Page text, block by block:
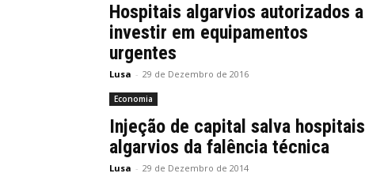
Hospitais algarvios autorizados a
investir em equipamentos
urgentes
Lusa - 29 de Dezembro de 2016
Economia
Injeção de capital salva hospitais
algarvios da falência técnica
Lusa - 29 de Dezembro de 2014